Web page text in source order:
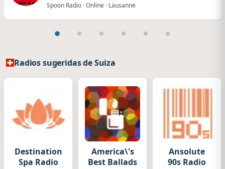
Spoon Radio · Online · Lausanne
Radios sugeridas de Suiza
Destination
Spa Radio
America\'s
Best Ballads
Ansolute
90s Radio